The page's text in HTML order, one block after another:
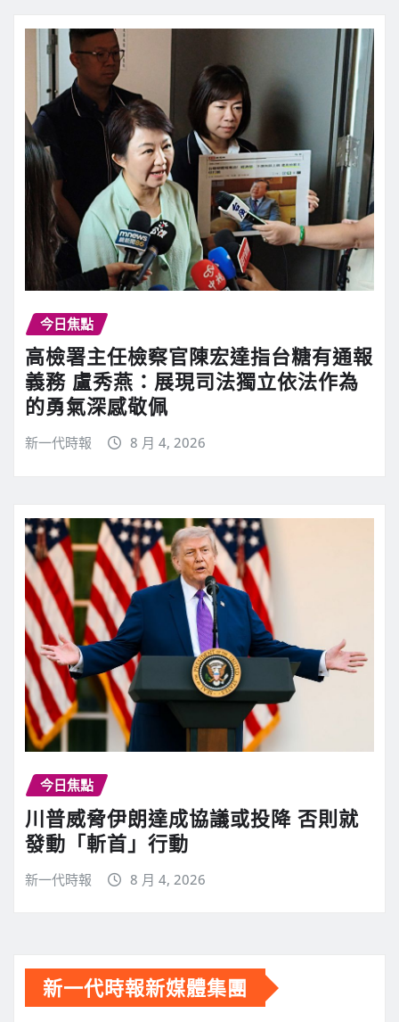
今日焦點
高檢署主任檢察官陳宏達指台糖有通報
義務 盧秀燕：展現司法獨立依法作為
的勇氣深感敬佩
新一代時報 8 月 4, 2026
今日焦點
川普威脅伊朗達成協議或投降 否則就
發動「斬首」行動
新一代時報 8 月 4, 2026
新一代時報新媒體集團